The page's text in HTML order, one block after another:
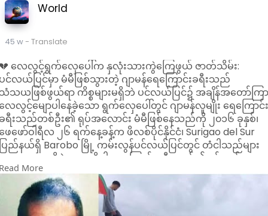
World
45 w- Translate
လေလွင့်ရွက်လှေပေါ်က နှလုံးသားကွဲကြေဖွယ် ဇာတ်သိမ်း:
င်လယ်ပြင်မှာ မံမီဖြစ်သွားတဲ့ ဂျာမန်ရေကြောင်းခရီးသည်
သယဖြစ်ဖွယ်ရာ ကိစ္စများမရှိဘဲ ပင်လယ်ပြင်၌ အချိန်အတော်ကြ
ေလွင့်မျောပါနေခဲ့သော ရွက်လှေပေါ်တွင် ဂျာမန်လူမျိုး ရေကြောင်
ရီးသည်တစ်ဦး၏ ရုပ်အလောင်း မံမီဖြစ်နေသည်ကို ၂၀၁၆ ခုနှစ်၊
ေဖော်ဝါရီလ ၂၆ ရက်နေ့ခန့်က ဖိလစ်ပိုင်နိုင်ငံ၊ Surigao del Sur
ြည်နယ်ရှိ Barobo မြို့ ကမ်းလွန်ပင်လယ်ပြင်တွင် တံငါသည်များ
ရှာဖွေတွေ့ရှိခဲ့ရာ အဆိုပါ ရေကြောင်းခရီးသည်၏ ဝမ်းနည်း
ယ်ရာ ဇာတ်သိမ်းခန်းကို ကမ္ဘာက သိရှိခဲ့ရပါတယ်။ ရွက်လှေကို
စ်ဆေးမှုများအရ ၎င်းသည် Manfred Fritz Bajorat အမည်ရှိ
သက် ၅၉ နှစ်အရွယ် ဂျာမန်လူမျိုး ရေကြောင်းခရီးသည်
ြစ်ကြောင်း ဖော်ထုတ်နိုင်ခဲ့ပါတယ်။
More